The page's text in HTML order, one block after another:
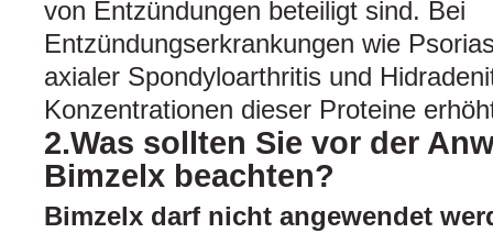
von Entzündungen beteiligt sind. Bei
Entzündungserkrankungen wie
axialer Spondyloarthritis und
Konzentrationen dieser Proteine
2.Was sollten Sie vor der
Bimzelx beachten?
Bimzelx darf nicht angewendet